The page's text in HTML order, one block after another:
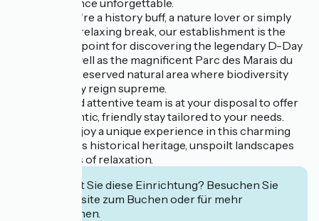
your experience unforgettable.
Whether you're a history buff, a nature lover or simply
looking for a relaxing break, our establishment is the
ideal starting point for discovering the legendary D-Day
beaches, as well as the magnificent Parc des Marais du
Cotentin, a preserved natural area where biodiversity
and tranquility reign supreme.
Our warm and attentive team is at your disposal to offer
you an authentic, friendly stay tailored to your needs.
Come and enjoy a unique experience in this charming
region, with its historical heritage, unspoilt landscapes
and moments of relaxation.
Interessiert Sie diese Einrichtung? Besuchen Sie
deren Website zum Buchen oder für mehr
Informationen.